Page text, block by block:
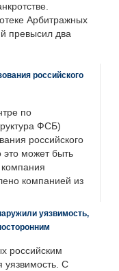
Арбитражных
превысил два
российского
по
ФСБ)
российского
это может быть
компания
компанией из
уязвимость,
российским
уязвимость. С